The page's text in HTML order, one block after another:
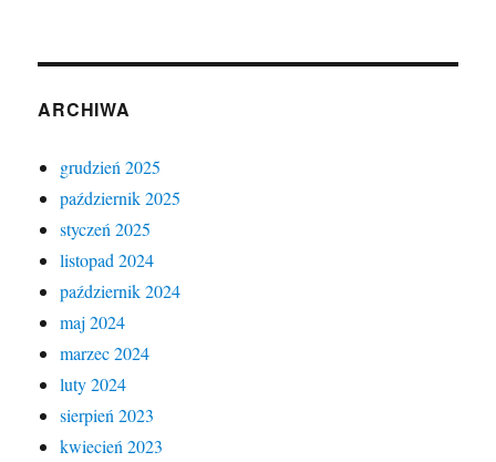
ARCHIWA
grudzień 2025
październik 2025
styczeń 2025
listopad 2024
październik 2024
maj 2024
marzec 2024
luty 2024
sierpień 2023
kwiecień 2023